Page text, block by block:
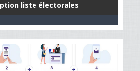
liste électorales